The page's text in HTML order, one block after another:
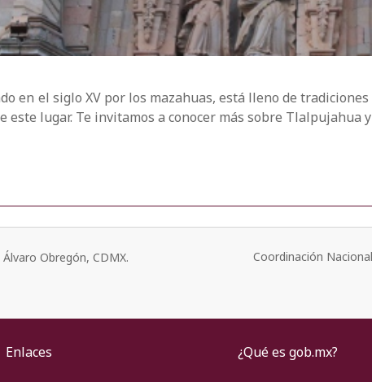
en el siglo XV por los mazahuas, está lleno de
lugar. Te invitamos a conocer más sobre Tlalpujahua
Obregón, CDMX.
Coordinación
Enlaces
¿Qué es gob.mx?